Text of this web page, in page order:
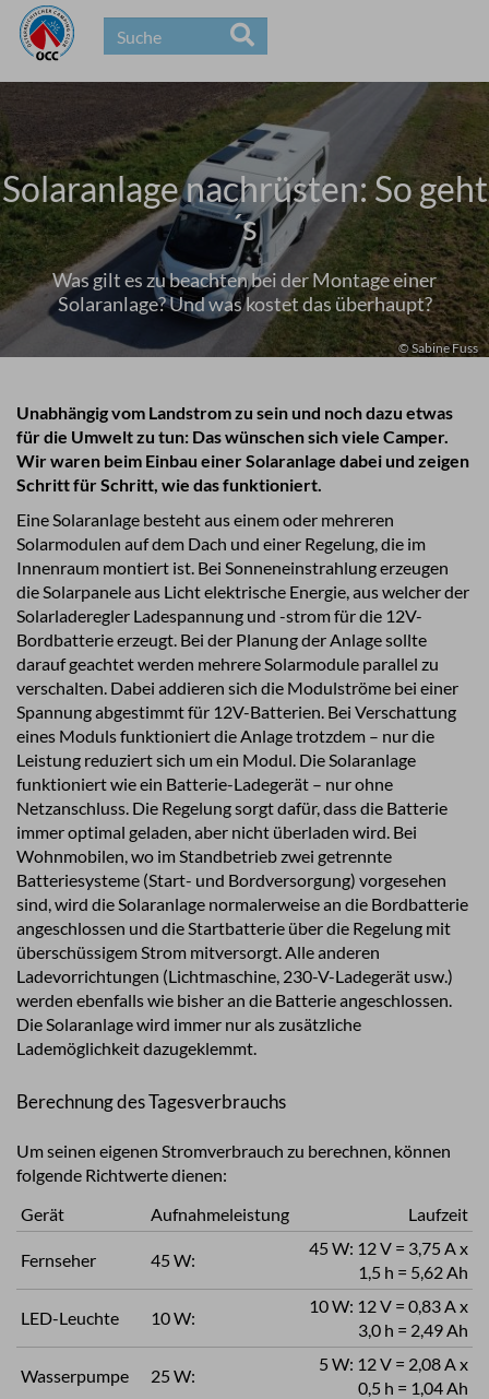
Solaranlage nachrüsten: So geht
´s
Was gilt es zu beachten bei der Montage einer
Solaranlage? Und was kostet das überhaupt?
© Sabine Fuss
Unabhängig vom Landstrom zu sein und noch dazu etwas
für die Umwelt zu tun: Das wünschen sich viele Camper.
Wir waren beim Einbau einer Solaranlage dabei und zeigen
Schritt für Schritt, wie das funktioniert.
Eine Solaranlage besteht aus einem oder mehreren
Solarmodulen auf dem Dach und einer Regelung, die im
Innenraum montiert ist. Bei Sonneneinstrahlung erzeugen
die Solarpanele aus Licht elektrische Energie, aus welcher der
Solarladeregler Ladespannung und -strom für die 12V-
Bordbatterie erzeugt. Bei der Planung der Anlage sollte
darauf geachtet werden mehrere Solarmodule parallel zu
verschalten. Dabei addieren sich die Modulströme bei einer
Spannung abgestimmt für 12V-Batterien. Bei Verschattung
eines Moduls funktioniert die Anlage trotzdem – nur die
Leistung reduziert sich um ein Modul. Die Solaranlage
funktioniert wie ein Batterie-Ladegerät – nur ohne
Netzanschluss. Die Regelung sorgt dafür, dass die Batterie
immer optimal geladen, aber nicht überladen wird. Bei
Wohnmobilen, wo im Standbetrieb zwei getrennte
Batteriesysteme (Start- und Bordversorgung) vorgesehen
sind, wird die Solaranlage normalerweise an die Bordbatterie
angeschlossen und die Startbatterie über die Regelung mit
überschüssigem Strom mitversorgt. Alle anderen
Ladevorrichtungen (Lichtmaschine, 230-V-Ladegerät usw.)
werden ebenfalls wie bisher an die Batterie angeschlossen.
Die Solaranlage wird immer nur als zusätzliche
Lademöglichkeit dazugeklemmt.
Berechnung des Tagesverbrauchs
Um seinen eigenen Stromverbrauch zu berechnen, können
folgende Richtwerte dienen:
Gerät
Aufnahmeleistung Laufzeit
Fernseher 45 W:
45 W: 12 V = 3,75 A x
1,5 h = 5,62 Ah
LED-Leuchte 10 W:
10 W: 12 V = 0,83 A x
3,0 h = 2,49 Ah
Wasserpumpe 25 W:
5 W: 12 V = 2,08 A x
0,5 h = 1,04 Ah